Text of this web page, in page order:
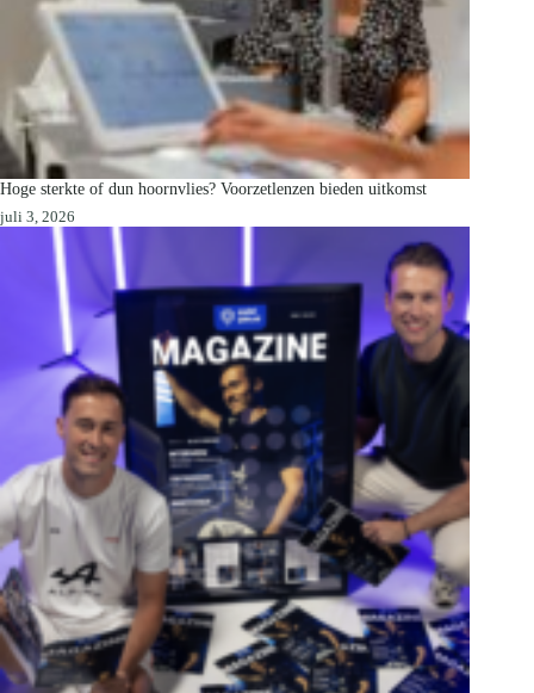
Hoge sterkte of dun hoornvlies? Voorzetlenzen bieden uitkomst
juli 3, 2026